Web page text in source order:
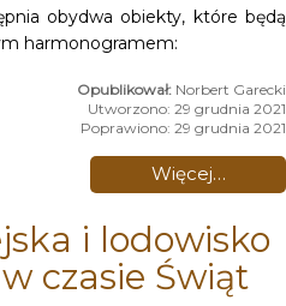
obydwa obiekty, które będą
harmonogramem:
Norbert Garecki
Utworzono: 29 grudnia 2021
Poprawiono: 29 grudnia 2021
Więcej…
i lodowisko
czasie Świąt